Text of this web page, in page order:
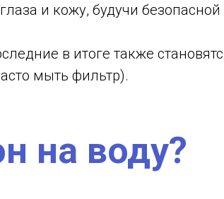
и кожу, будучи
в итоге также
мыть фильтр).
на воду?